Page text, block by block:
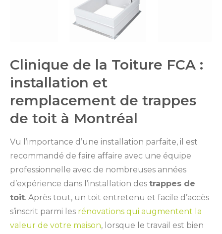
Clinique de la Toiture FCA :
installation et
remplacement de trappes
de toit à Montréal
Vu l’importance d’une installation parfaite, il est
recommandé de faire affaire avec une équipe
professionnelle avec de nombreuses années
d’expérience dans l’installation des trappes de
toit. Après tout, un toit entretenu et facile d’accès
s’inscrit parmi les rénovations qui augmentent la
valeur de votre maison, lorsque le travail est bien